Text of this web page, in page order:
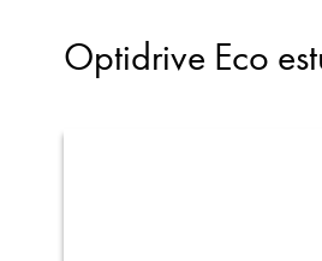
Optidrive Eco